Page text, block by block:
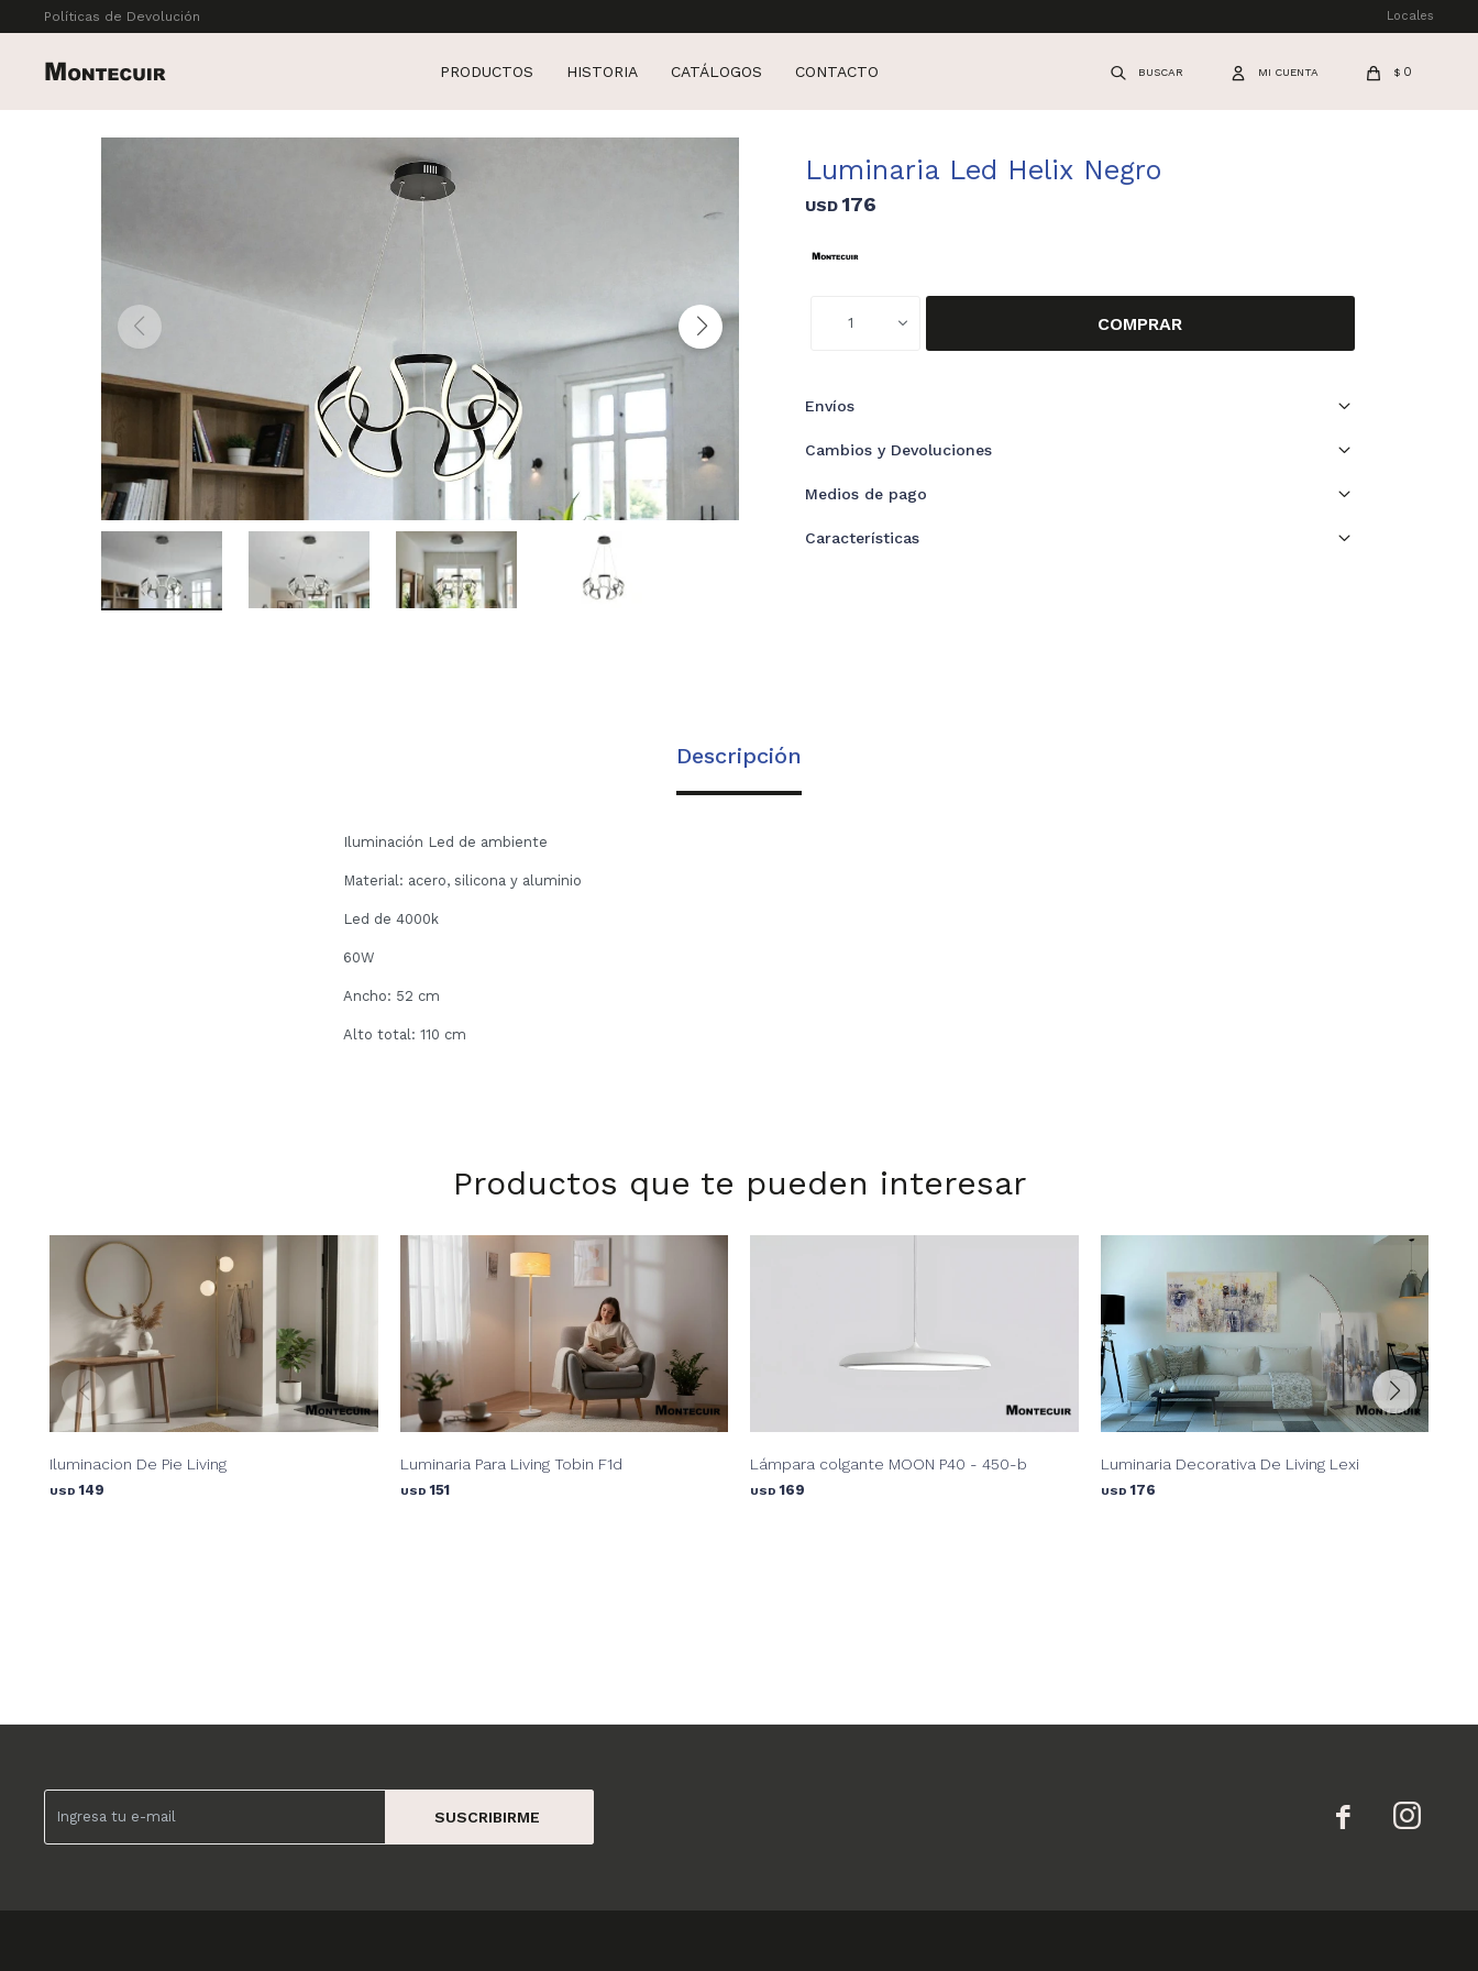
PRODUCTOS HISTORIA CATÁLOGOS CONTACTO $ 0
Políticas de Devolución Locales
Luminaria Led Helix Negro
USD 176
1 COMPRAR
Envíos
Cambios y Devoluciones
Medios de pago
Características
Descripción
Iluminación Led de ambiente
Material: acero, silicona y aluminio
Led de 4000k
60W
Ancho: 52 cm
Alto total: 110 cm
Productos que te pueden interesar
Iluminacion De Pie Living
USD 149
Luminaria Para Living Tobin F1d
USD 151
Lámpara colgante MOON P40 - 450-b
USD 169
Luminaria Decorativa De Living Lexi
USD 176
SUSCRIBIRME  